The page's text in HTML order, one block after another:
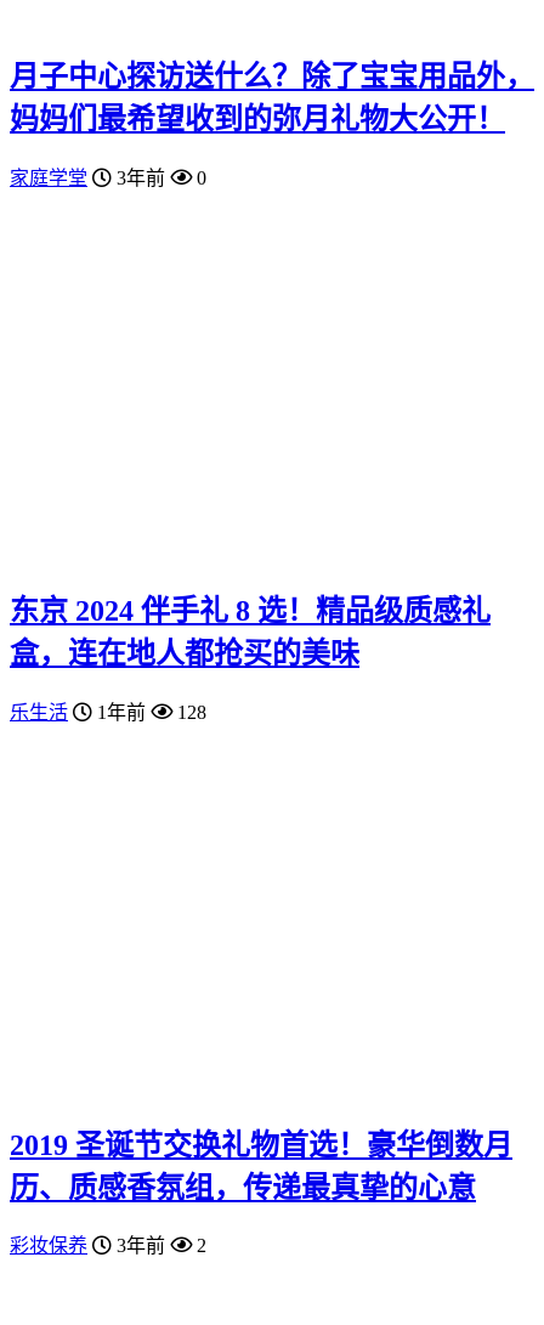
月子中心探访送什么？除了宝宝用品外，
妈妈们最希望收到的弥月礼物大公开！
家庭学堂 3年前 0
东京 2024 伴手礼 8 选！精品级质感礼
盒，连在地人都抢买的美味
乐生活 1年前 128
2019 圣诞节交换礼物首选！豪华倒数月
历、质感香氛组，传递最真挚的心意
彩妆保养 3年前 2